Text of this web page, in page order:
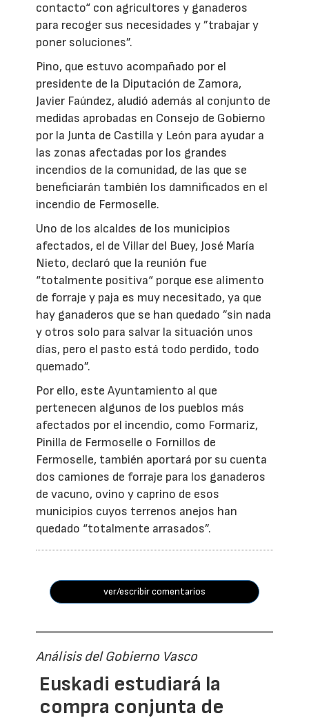
contacto“ con agricultores y ganaderos
para recoger sus necesidades y ”trabajar y
poner soluciones”.
Pino, que estuvo acompañado por el
presidente de la Diputación de Zamora,
Javier Faúndez, aludió además al conjunto de
medidas aprobadas en Consejo de Gobierno
por la Junta de Castilla y León para ayudar a
las zonas afectadas por los grandes
incendios de la comunidad, de las que se
beneficiarán también los damnificados en el
incendio de Fermoselle.
Uno de los alcaldes de los municipios
afectados, el de Villar del Buey, José María
Nieto, declaró que la reunión fue
“totalmente positiva“ porque ese alimento
de forraje y paja es muy necesitado, ya que
hay ganaderos que se han quedado ”sin nada
y otros solo para salvar la situación unos
días, pero el pasto está todo perdido, todo
quemado”.
Por ello, este Ayuntamiento al que
pertenecen algunos de los pueblos más
afectados por el incendio, como Formariz,
Pinilla de Fermoselle o Fornillos de
Fermoselle, también aportará por su cuenta
dos camiones de forraje para los ganaderos
de vacuno, ovino y caprino de esos
municipios cuyos terrenos anejos han
quedado “totalmente arrasados”.
ver/escribir comentarios
Análisis del Gobierno Vasco
Euskadi estudiará la
compra conjunta de